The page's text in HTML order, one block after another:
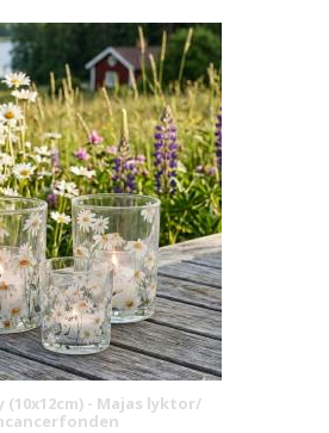
(10x12cm) - Majas lyktor/